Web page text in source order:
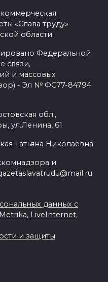
«Слава труду»
области
Федеральной
связи,
и массовых
- Эл № ФС77-84794
обл.,
ул.Ленина, 61
Татьяна Николаевна
и
данных с
LiveInternet,
и защиты